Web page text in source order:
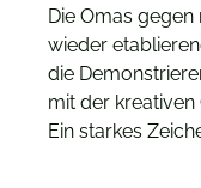
Die Omas
wieder
die
mit der kreativen
Ein starkes